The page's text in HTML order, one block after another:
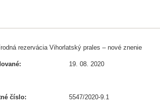
rezervácia Vihorlatský prales – nové znenie
19. 08. 2020
číslo: 5547/2020-9.1